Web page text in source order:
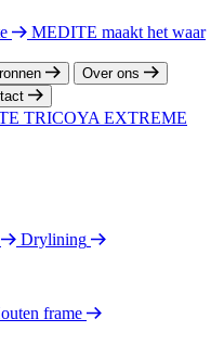
MEDITE maakt het waar
Over ons
TRICOYA EXTREME
Drylining
frame